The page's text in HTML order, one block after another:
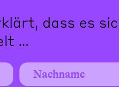
dass es
…